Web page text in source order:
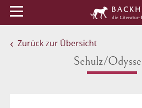
Zurück zur Übersicht
Schulz/